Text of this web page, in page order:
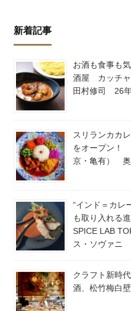
新着記事
お酒も食事も
酒屋 カッチャ
田村修司 26
スリランカカ
をオープン！
京・亀有）
“インド＝カレ
も取り入れる
SPICE LAB
ス・ソヴァニ
クラフト新時
酒、松竹梅白壁